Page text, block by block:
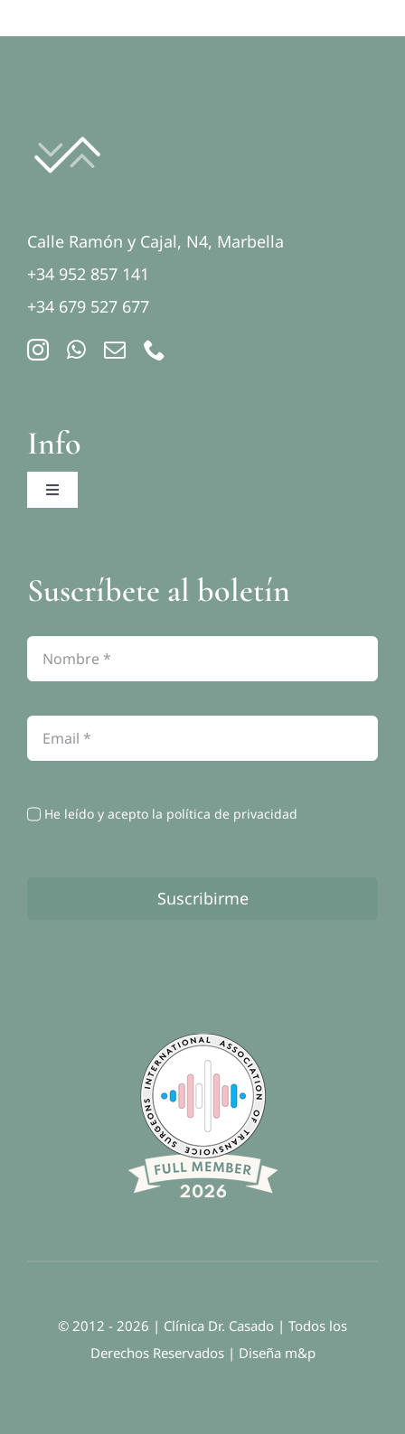
Calle Ramón y Cajal, N4, Marbella
+34 952 857 141
+34 679 527 677
Info
Toggle
Política de privacidad
Política de cookies
Contacto
Suscríbete al boletín
He leído y acepto la política de privacidad
Suscribirme
© 2012 - 2026 | Clínica Dr. Casado | Todos los
Derechos Reservados | Diseña m&p